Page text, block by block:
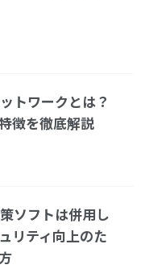
トワークとは？
徴を徹底解説
ソフトは併用し
リティ向上のた